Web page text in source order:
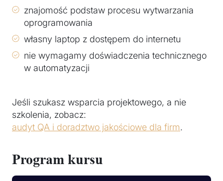
znajomość podstaw procesu wytwarzania
oprogramowania
własny laptop z dostępem do internetu
nie wymagamy doświadczenia technicznego
w automatyzacji
Jeśli szukasz wsparcia projektowego, a nie
szkolenia, zobacz:
audyt QA i doradztwo jakościowe dla firm.
Program kursu